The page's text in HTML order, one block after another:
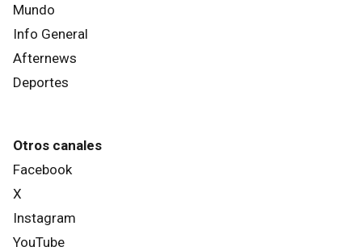
Mundo
Info General
Afternews
Deportes
Otros canales
Facebook
X
Instagram
YouTube